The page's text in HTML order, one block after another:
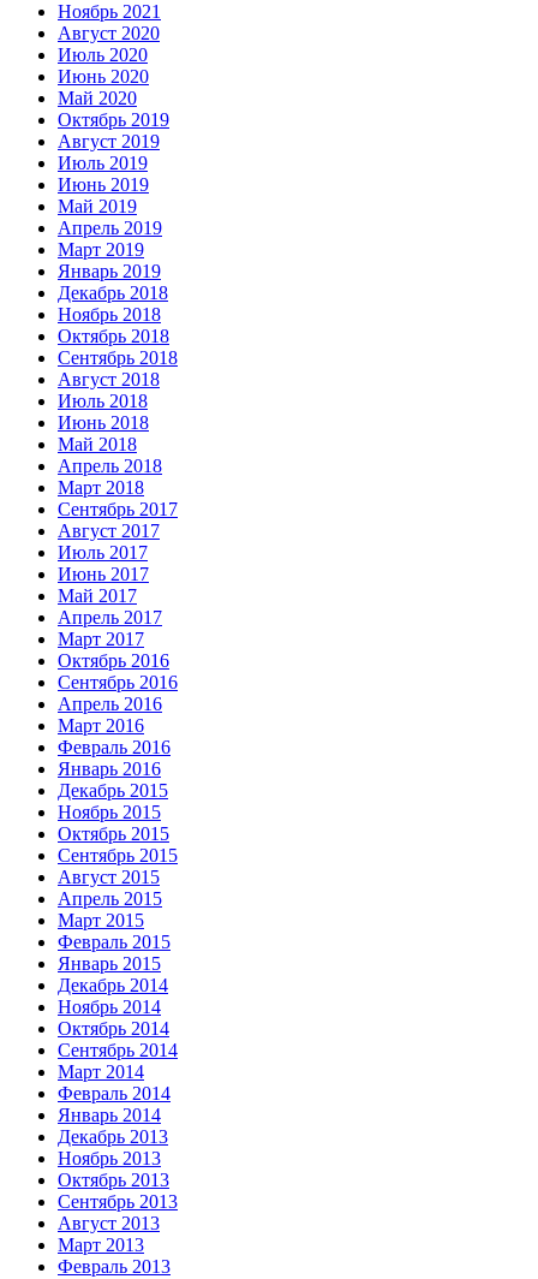
Ноябрь 2021
Август 2020
Июль 2020
Июнь 2020
Май 2020
Октябрь 2019
Август 2019
Июль 2019
Июнь 2019
Май 2019
Апрель 2019
Март 2019
Январь 2019
Декабрь 2018
Ноябрь 2018
Октябрь 2018
Сентябрь 2018
Август 2018
Июль 2018
Июнь 2018
Май 2018
Апрель 2018
Март 2018
Сентябрь 2017
Август 2017
Июль 2017
Июнь 2017
Май 2017
Апрель 2017
Март 2017
Октябрь 2016
Сентябрь 2016
Апрель 2016
Март 2016
Февраль 2016
Январь 2016
Декабрь 2015
Ноябрь 2015
Октябрь 2015
Сентябрь 2015
Август 2015
Апрель 2015
Март 2015
Февраль 2015
Январь 2015
Декабрь 2014
Ноябрь 2014
Октябрь 2014
Сентябрь 2014
Март 2014
Февраль 2014
Январь 2014
Декабрь 2013
Ноябрь 2013
Октябрь 2013
Сентябрь 2013
Август 2013
Март 2013
Февраль 2013